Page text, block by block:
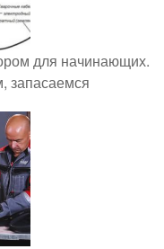
для начинающих.
запасаемся